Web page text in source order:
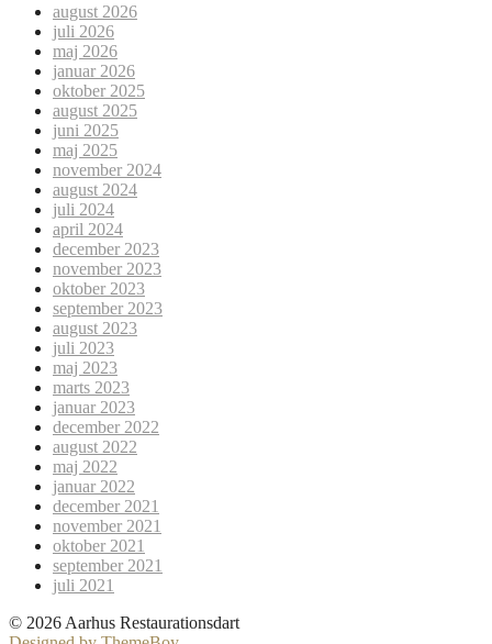
august 2026
juli 2026
maj 2026
januar 2026
oktober 2025
august 2025
juni 2025
maj 2025
november 2024
august 2024
juli 2024
april 2024
december 2023
november 2023
oktober 2023
september 2023
august 2023
juli 2023
maj 2023
marts 2023
januar 2023
december 2022
august 2022
maj 2022
januar 2022
december 2021
november 2021
oktober 2021
september 2021
juli 2021
© 2026 Aarhus Restaurationsdart